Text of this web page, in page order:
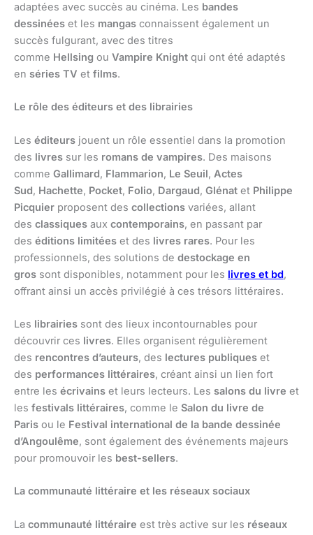
adaptées avec succès au cinéma. Les bandes
dessinées et les mangas connaissent également un
succès fulgurant, avec des titres
comme Hellsing ou Vampire Knight qui ont été adaptés
en séries TV et films.
Le rôle des éditeurs et des librairies
Les éditeurs jouent un rôle essentiel dans la promotion
des livres sur les romans de vampires. Des maisons
comme Gallimard, Flammarion, Le Seuil, Actes
Sud, Hachette, Pocket, Folio, Dargaud, Glénat et Philippe
Picquier proposent des collections variées, allant
des classiques aux contemporains, en passant par
des éditions limitées et des livres rares. Pour les
professionnels, des solutions de destockage en
gros sont disponibles, notamment pour les livres et bd,
offrant ainsi un accès privilégié à ces trésors littéraires.
Les librairies sont des lieux incontournables pour
découvrir ces livres. Elles organisent régulièrement
des rencontres d’auteurs, des lectures publiques et
des performances littéraires, créant ainsi un lien fort
entre les écrivains et leurs lecteurs. Les salons du livre et
les festivals littéraires, comme le Salon du livre de
Paris ou le Festival international de la bande dessinée
d’Angoulême, sont également des événements majeurs
pour promouvoir les best-sellers.
La communauté littéraire et les réseaux sociaux
La communauté littéraire est très active sur les réseaux